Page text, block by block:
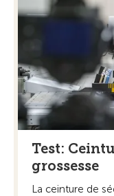
Test:
grossesse
La ceinture de